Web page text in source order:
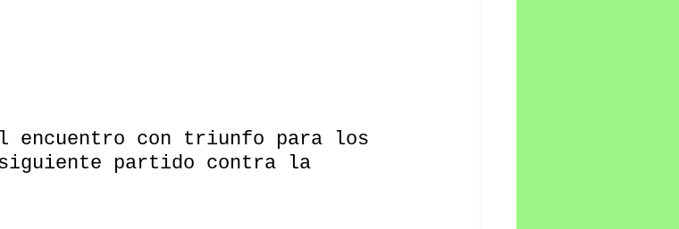
encuentro con triunfo para los
partido contra la